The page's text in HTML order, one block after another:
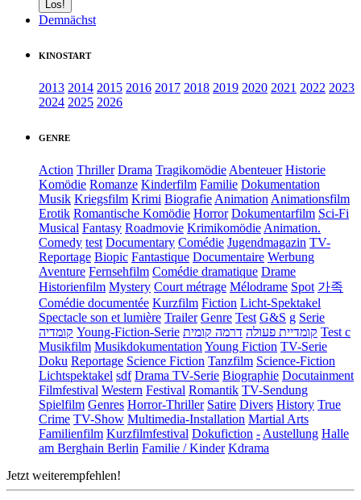
Demnächst
KINOSTART
2013 2014 2015 2016 2017 2018 2019 2020 2021 2022 2023
2024 2025 2026
GENRE
Action Thriller Drama Tragikomödie Abenteuer Historie
Komödie Romanze Kinderfilm Familie Dokumentation
Musik Kriegsfilm Krimi Biografie Animation Animationsfilm
Erotik Romantische Komödie Horror Dokumentarfilm Sci-Fi
Musical Fantasy Roadmovie Krimikomödie Animation.
Comedy test Documentary Comédie Jugendmagazin TV-
Reportage Biopic Fantastique Documentaire Werbung
Aventure Fernsehfilm Comédie dramatique Drame
Historienfilm Mystery Court métrage Mélodrame Spot 가족
Comédie documentée Kurzfilm Fiction Licht-Spektakel
Spectacle son et lumière Trailer Genre Test G&S g Serie
קומדיה Young-Fiction-Serie קומדיית פעולה דרמה קומית
Test c
Musikfilm Musikdokumentation Young Fiction TV-Serie
Doku Reportage Science Fiction Tanzfilm Science-Fiction
Lichtspektakel sdf Drama TV-Serie Biographie Docutainment
Filmfestival Western Festival Romantik TV-Sendung
Spielfilm Genres Horror-Thriller Satire Divers History True
Crime TV-Show Multimedia-Installation Martial Arts
Familienfilm Kurzfilmfestival Dokufiction - Austellung Halle
am Berghain Berlin Familie / Kinder Kdrama
Jetzt weiterempfehlen!